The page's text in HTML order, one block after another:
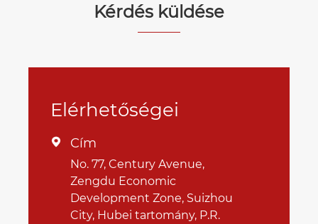
Kérdés küldése
Elérhetőségei
 Cím
No. 77, Century Avenue,
Zengdu Economic
Development Zone, Suizhou
City, Hubei tartomány, P.R.